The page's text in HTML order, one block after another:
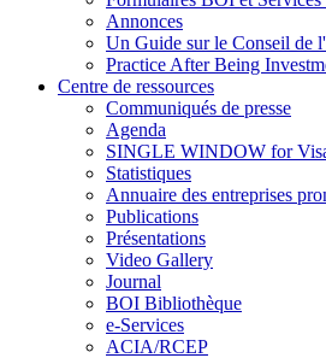
Annonces
Un Guide sur le Conseil de
Practice After Being
Centre de ressources
Communiqués de presse
Agenda
SINGLE WINDOW for
Statistiques
Annuaire des entreprises
Publications
Présentations
Video Gallery
Journal
BOI Bibliothèque
e-Services
ACIA/RCEP